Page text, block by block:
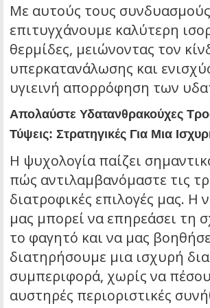
Με αυτούς τους
επιτυγχάνουμε καλύτερη
θερμίδες, μειώνοντας τον
υπερκατανάλωσης και
υγιεινή απορρόφηση των
Απολαύστε Υδατανθρακούχες
Τύψεις: Στρατηγικές Για Μια
Η ψυχολογία παίζει
πώς αντιλαμβανόμαστε τις
διατροφικές επιλογές μας. Η
μας μπορεί να επηρεάσει τη
το φαγητό και να μας
διατηρήσουμε μια ισχυρή
συμπεριφορά, χωρίς να
αυστηρές περιοριστικές